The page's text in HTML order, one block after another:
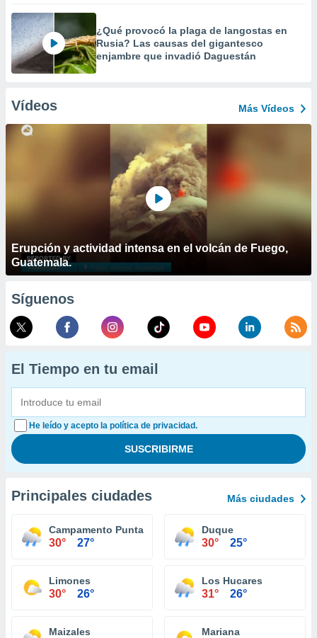
¿Qué provocó la plaga de langostas en
Rusia? Las causas del gigantesco
enjambre que invadió Daguestán
Vídeos Más Vídeos
Erupción y actividad intensa en el volcán de Fuego,
Guatemala.
Síguenos
El Tiempo en tu email
He leído y acepto la política de privacidad.
Principales ciudades Más ciudades
Campamento Punta Lima
30° 27°
Duque
30° 25°
Limones
30° 26°
Los Hucares
31° 26°
Maizales Mariana